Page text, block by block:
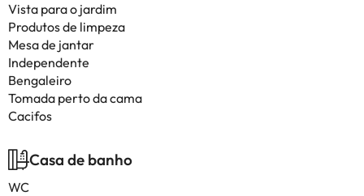
Vista para o jardim
Produtos de limpeza
Mesa de jantar
Independente
Bengaleiro
Tomada perto da cama
Cacifos
Casa de banho
WC